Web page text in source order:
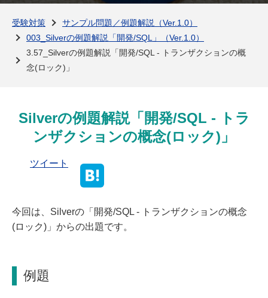
受験対策
サンプル問題／例題解説（Ver.1.0）
003_Silverの例題解説「開発/SQL」（Ver.1.0）
3.57_Silverの例題解説「開発/SQL - トランザクションの概
念(ロック)」
Silverの例題解説「開発/SQL - トラ
ンザクションの概念(ロック)」
ツイート
今回は、Silverの「開発/SQL - トランザクションの概念
(ロック)」からの出題です。
例題